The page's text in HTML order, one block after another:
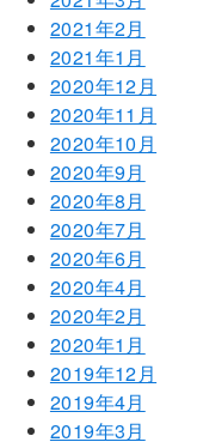
2021年2月
2021年1月
2020年12月
2020年11月
2020年10月
2020年9月
2020年8月
2020年7月
2020年6月
2020年4月
2020年2月
2020年1月
2019年12月
2019年4月
2019年3月